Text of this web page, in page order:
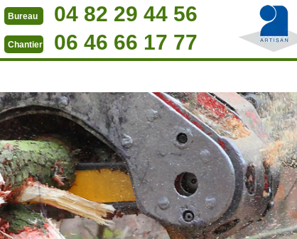
Bureau 04 82 29 44 56
Chantier 06 46 66 17 77